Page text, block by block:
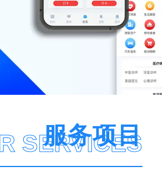
服务项目
SERVICES